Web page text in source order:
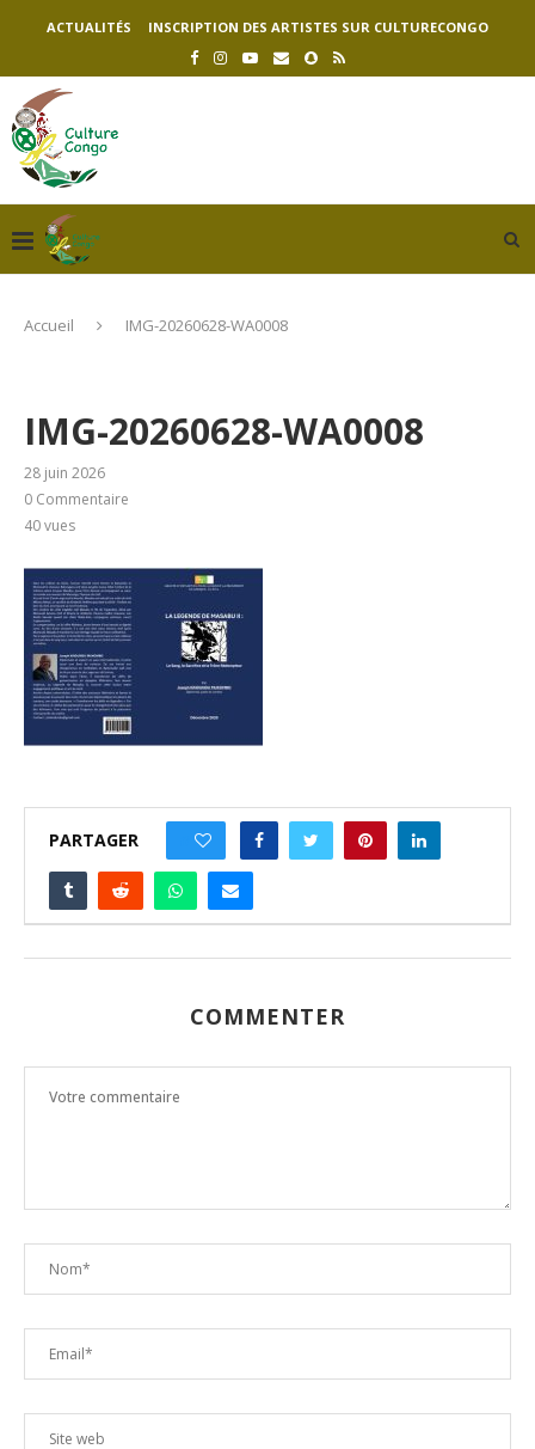
ACTUALITÉS INSCRIPTION DES ARTISTES SUR CULTURECONGO
Accueil IMG-20260628-WA0008
IMG-20260628-WA0008
28 juin 2026
0 Commentaire
40vues
PARTAGER
COMMENTER